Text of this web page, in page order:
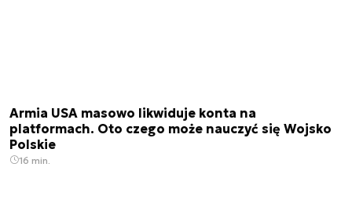
Armia USA masowo likwiduje konta na
platformach. Oto czego może nauczyć się Wojsko
Polskie
16 min.